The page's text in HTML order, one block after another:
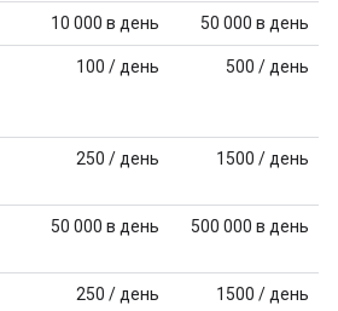
10 000 в день 50 000 в день
100 / день 500 / день
250 / день 1500 / день
50 000 в день 500 000 в день
250 / день 1500 / день